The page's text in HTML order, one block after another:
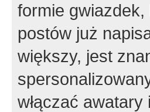
formie
postów już
większy, jest
włączać